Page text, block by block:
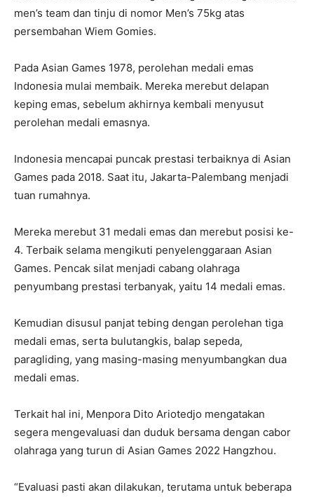
men’s team dan tinju di nomor Men’s 75kg atas
persembahan Wiem Gomies.
Pada Asian Games 1978, perolehan medali emas
Indonesia mulai membaik. Mereka merebut delapan
keping emas, sebelum akhirnya kembali menyusut
perolehan medali emasnya.
Indonesia mencapai puncak prestasi terbaiknya di Asian
Games pada 2018. Saat itu, Jakarta-Palembang menjadi
tuan rumahnya.
Mereka merebut 31 medali emas dan merebut posisi ke-
4. Terbaik selama mengikuti penyelenggaraan Asian
Games. Pencak silat menjadi cabang olahraga
penyumbang prestasi terbanyak, yaitu 14 medali emas.
Kemudian disusul panjat tebing dengan perolehan tiga
medali emas, serta bulutangkis, balap sepeda,
paragliding, yang masing-masing menyumbangkan dua
medali emas.
Terkait hal ini, Menpora Dito Ariotedjo mengatakan
segera mengevaluasi dan duduk bersama dengan cabor
olahraga yang turun di Asian Games 2022 Hangzhou.
“Evaluasi pasti akan dilakukan, terutama untuk beberapa